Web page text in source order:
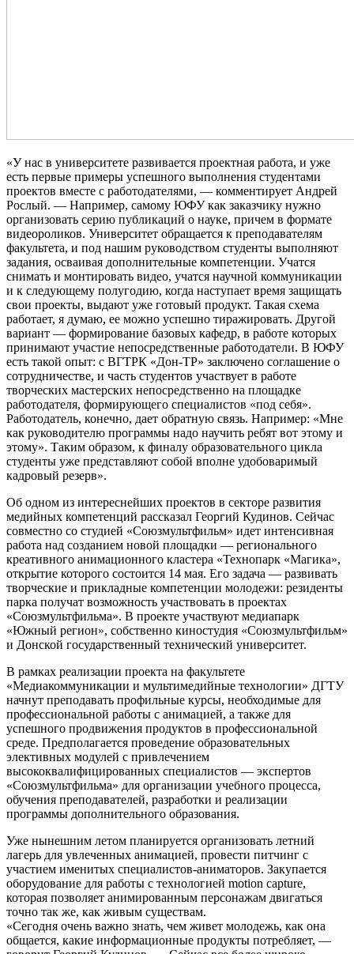
«У нас в университете развивается проектная работа, и уже
есть первые примеры успешного выполнения студентами
проектов вместе с работодателями, — комментирует Андрей
Рослый. — Например, самому ЮФУ как заказчику нужно
организовать серию публикаций о науке, причем в формате
видеороликов. Университет обращается к преподавателям
факультета, и под нашим руководством студенты выполняют
задания, осваивая дополнительные компетенции. Учатся
снимать и монтировать видео, учатся научной коммуникации
и к следующему полугодию, когда наступает время защищать
свои проекты, выдают уже готовый продукт. Такая схема
работает, я думаю, ее можно успешно тиражировать. Другой
вариант — формирование базовых кафедр, в работе которых
принимают участие непосредственные работодатели. В ЮФУ
есть такой опыт: с ВГТРК «Дон-ТР» заключено соглашение о
сотрудничестве, и часть студентов участвует в работе
творческих мастерских непосредственно на площадке
работодателя, формирующего специалистов «под себя».
Работодатель, конечно, дает обратную связь. Например: «Мне
как руководителю программы надо научить ребят вот этому и
этому». Таким образом, к финалу образовательного цикла
студенты уже представляют собой вполне удобоваримый
кадровый резерв».
Об одном из интереснейших проектов в секторе развития
медийных компетенций рассказал Георгий Кудинов. Сейчас
совместно со студией «Союзмультфильм» идет интенсивная
работа над созданием новой площадки — регионального
креативного анимационного кластера «Технопарк «Магика»,
открытие которого состоится 14 мая. Его задача — развивать
творческие и прикладные компетенции молодежи: резиденты
парка получат возможность участвовать в проектах
«Союзмультфильма». В проекте участвуют медиапарк
«Южный регион», собственно киностудия «Союзмультфильм»
и Донской государственный технический университет.
В рамках реализации проекта на факультете
«Медиакоммуникации и мультимедийные технологии» ДГТУ
начнут преподавать профильные курсы, необходимые для
профессиональной работы с анимацией, а также для
успешного продвижения продуктов в профессиональной
среде. Предполагается проведение образовательных
элективных модулей с привлечением
высококвалифицированных специалистов — экспертов
«Союзмультфильма» для организации учебного процесса,
обучения преподавателей, разработки и реализации
программы дополнительного образования.
Уже нынешним летом планируется организовать летний
лагерь для увлеченных анимацией, провести питчинг с
участием именитых специалистов-аниматоров. Закупается
оборудование для работы с технологией motion capture,
которая позволяет анимированным персонажам двигаться
точно так же, как живым существам.
«Сегодня очень важно знать, чем живет молодежь, как она
общается, какие информационные продукты потребляет, —